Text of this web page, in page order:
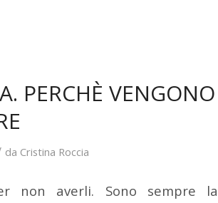
PERCHÈ VENGONO
da Cristina Roccia
non averli. Sono sempre la